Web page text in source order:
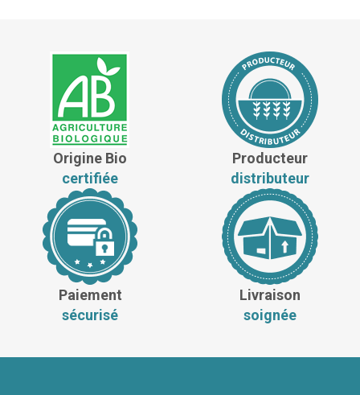
Origine Bio
certifiée
Producteur
distributeur
Paiement
sécurisé
Livraison
soignée